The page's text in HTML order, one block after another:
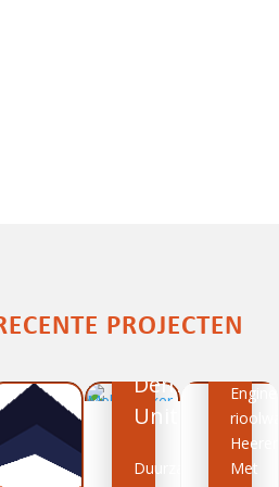
PROJECTEN
Unit
Duurzame
Met